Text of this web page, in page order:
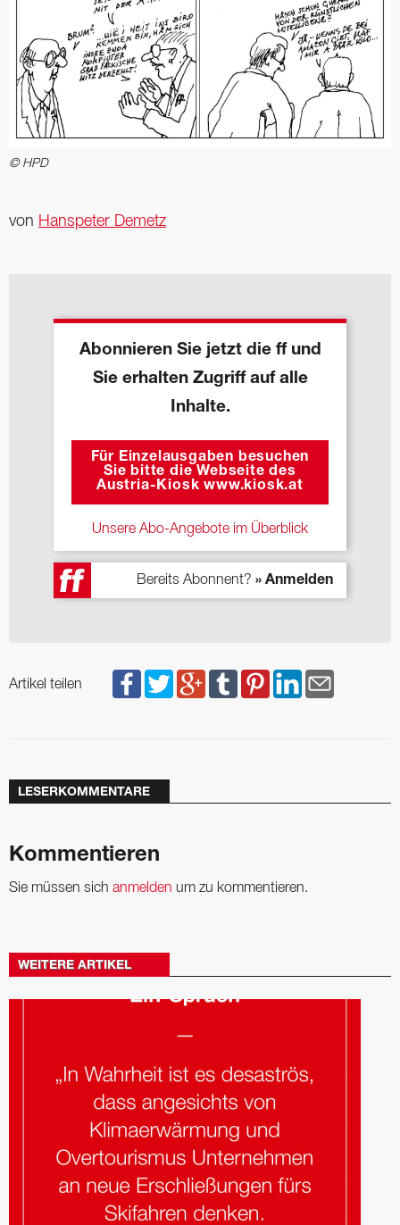
© HPD
von Hanspeter Demetz
Abonnieren Sie jetzt die ff und
Sie erhalten Zugriff auf alle
Inhalte.
Für Einzelausgaben besuchen
Sie bitte die Webseite des
Austria-Kiosk www.kiosk.at
Unsere Abo-Angebote im Überblick
Bereits Abonnent? » Anmelden
Artikel teilen
LESERKOMMENTARE
Kommentieren
Sie müssen sich anmelden um zu kommentieren.
WEITERE ARTIKEL